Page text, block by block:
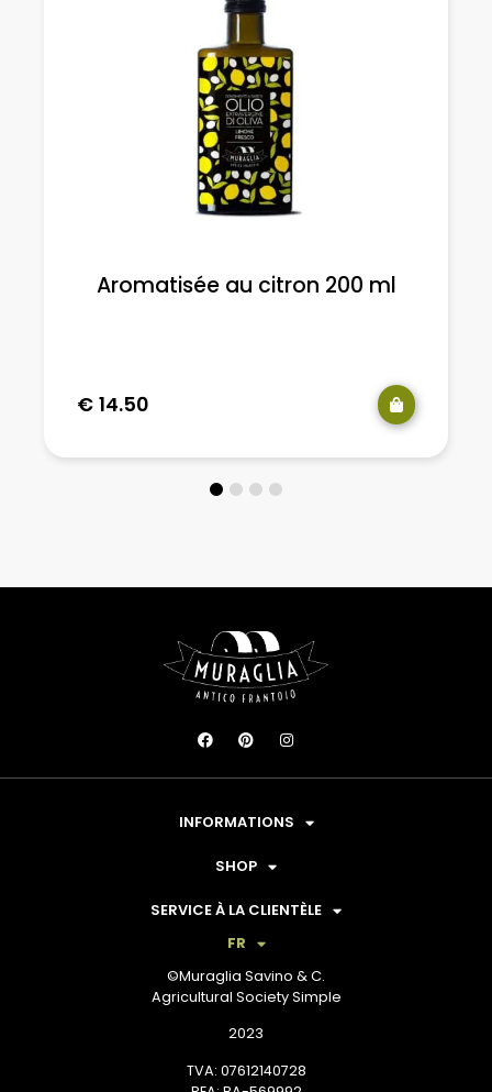
Aromatisée au citron 200 ml
€ 14.50
INFORMATIONS
SHOP
SERVICE À LA CLIENTÈLE
FR
©Muraglia Savino & C.
Agricultural Society Simple
2023
TVA: 07612140728